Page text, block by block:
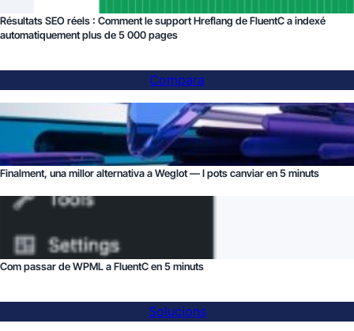
Résultats SEO réels : Comment le support Hreflang de FluentC a indexé
automatiquement plus de 5 000 pages
Compara
Finalment, una millor alternativa a Weglot — I pots canviar en 5 minuts
Com passar de WPML a FluentC en 5 minuts
Solucions